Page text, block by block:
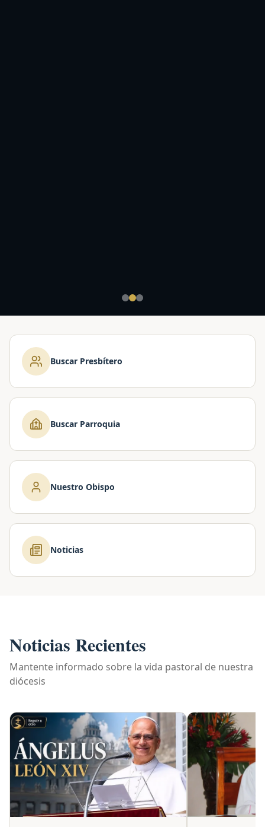
Buscar Presbítero
Buscar Parroquia
Nuestro Obispo
Noticias
Noticias Recientes
Mantente informado sobre la vida pastoral de nuestra
diócesis